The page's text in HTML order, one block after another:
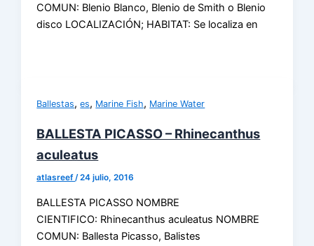
COMUN: Blenio Blanco, Blenio de Smith o Blenio
disco LOCALIZACIÓN; HABITAT: Se localiza en
Ballestas,es, Marine Fish, Marine Water
BALLESTA PICASSO – Rhinecanthus
aculeatus
atlasreef/24 julio, 2016
BALLESTA PICASSO NOMBRE
CIENTIFICO: Rhinecanthus aculeatus NOMBRE
COMUN: Ballesta Picasso, Balistes